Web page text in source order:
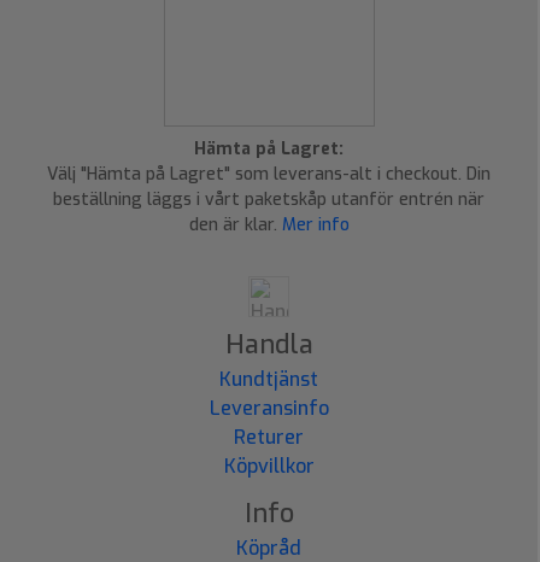
Hämta på Lagret:
Välj "Hämta på Lagret" som leverans-alt i checkout. Din
beställning läggs i vårt paketskåp utanför entrén när
den är klar. Mer info
Handla
Kundtjänst
Leveransinfo
Returer
Köpvillkor
Info
Köpråd